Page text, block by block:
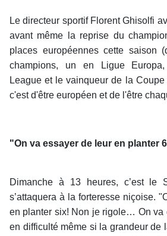
Le directeur sportif Florent Ghisolfi
avant même la reprise du
places européennes cette saison
champions, un en Ligue
League et le vainqueur de la
c'est d'être européen et de l'être
"On va essayer de leur en planter
Dimanche à 13 heures, c’est le
s’attaquera à la forteresse niçoise.
en planter six! Non je rigole… On va
en difficulté même si la grandeur de